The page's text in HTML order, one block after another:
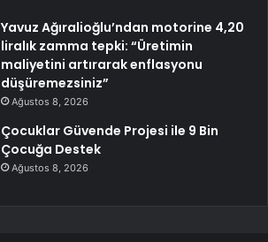
Yavuz Ağıralioğlu’ndan motorine 4,20
liralık zamma tepki: “Üretimin
maliyetini artırarak enflasyonu
düşüremezsiniz”
Ağustos 8, 2026
Çocuklar Güvende Projesi ile 9 Bin
Çocuğa Destek
Ağustos 8, 2026